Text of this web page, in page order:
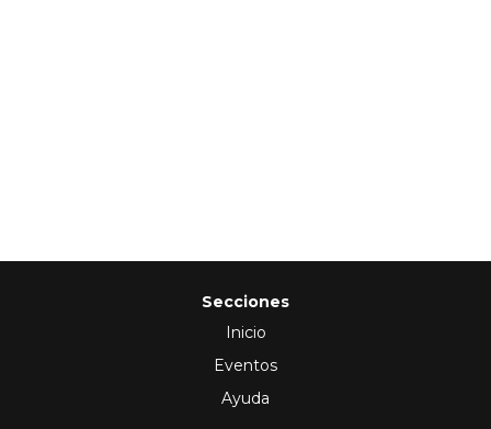
Secciones
Inicio
Eventos
Ayuda